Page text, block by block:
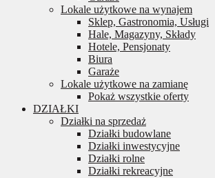
Lokale użytkowe na wynajem
Sklep, Gastronomia, Usługi
Hale, Magazyny, Składy
Hotele, Pensjonaty
Biura
Garaże
Lokale użytkowe na zamianę
Pokaż wszystkie oferty
DZIAŁKI
Działki na sprzedaż
Działki budowlane
Działki inwestycyjne
Działki rolne
Działki rekreacyjne